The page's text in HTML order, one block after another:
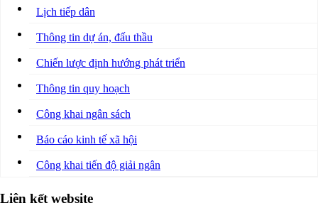
Lịch tiếp dân
Thông tin dự án, đấu thầu
Chiến lược định hướng phát triển
Thông tin quy hoạch
Công khai ngân sách
Báo cáo kinh tế xã hội
Công khai tiến độ giải ngân
Liên kết website